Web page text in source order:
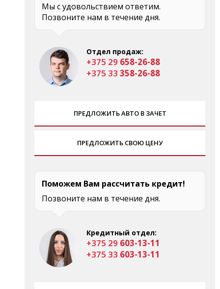
Мы с удовольствием ответим.
Позвоните нам в течение дня.
Отдел продаж:
+375 29 658-26-88
+375 33 358-26-88
ПРЕДЛОЖИТЬ АВТО В ЗАЧЕТ
ПРЕДЛОЖИТЬ СВОЮ ЦЕНУ
Поможем Вам рассчитать кредит!
Позвоните нам в течение дня.
Кредитный отдел:
+375 29 603-13-11
+375 33 603-13-11